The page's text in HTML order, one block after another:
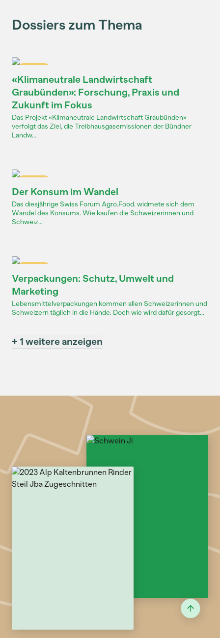
Dossiers zum Thema
«Klimaneutrale Landwirtschaft
Graubünden»: Forschung, Praxis und
Zukunft im Fokus
Das Projekt «Klimaneutrale Landwirtschaft Graubünden»
verfolgt das Ziel, die Treibhausgasemissionen der Bündner
Landw...
Der Konsum im Wandel
Das diesjährige Swiss Forum Agro.Food. widmete sich dem
Wandel des Konsums. Wie kaufen die Schweizerinnen und
Schweiz...
Verpackungen: Schutz, Umwelt und
Marketing
Lebensmittelverpackungen kommen allen Schweizerinnen und
Schweizern täglich in die Hände. Doch wie wird dafür gesorgt...
+ 1 weitere anzeigen